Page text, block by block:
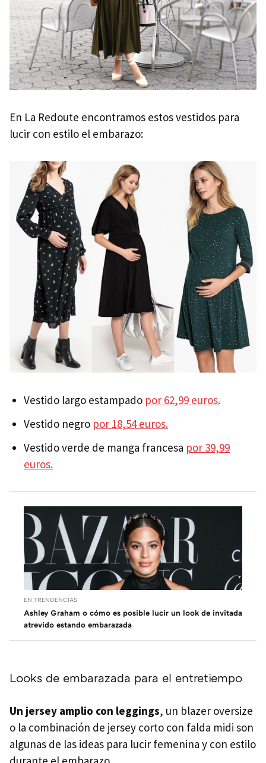
En La Redoute encontramos estos vestidos para
lucir con estilo el embarazo:
Vestido largo estampado por 62,99 euros.
Vestido negro por 18,54 euros.
Vestido verde de manga francesa por 39,99
euros.
EN TRENDENCIAS
Ashley Graham o cómo es posible lucir un look de invitada
atrevido estando embarazada
Looks de embarazada para el entretiempo
Un jersey amplio con leggings, un blazer oversize
o la combinación de jersey corto con falda midi son
algunas de las ideas para lucir femenina y con estilo